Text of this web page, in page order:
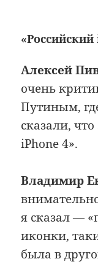
Алексей
очень
Путиным,
сказали,
iPhone 4».
Владимир
я сказал —
иконки,
была в